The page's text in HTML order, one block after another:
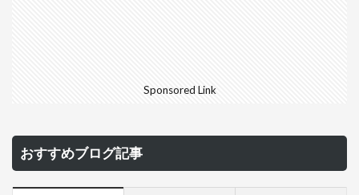
Sponsored Link
おすすめブログ記事